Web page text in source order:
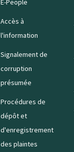
E-People
Accès à
l'information
Signalement de
corruption
présumée
Procédures de
dépôt et
d'enregistrement
des plaintes